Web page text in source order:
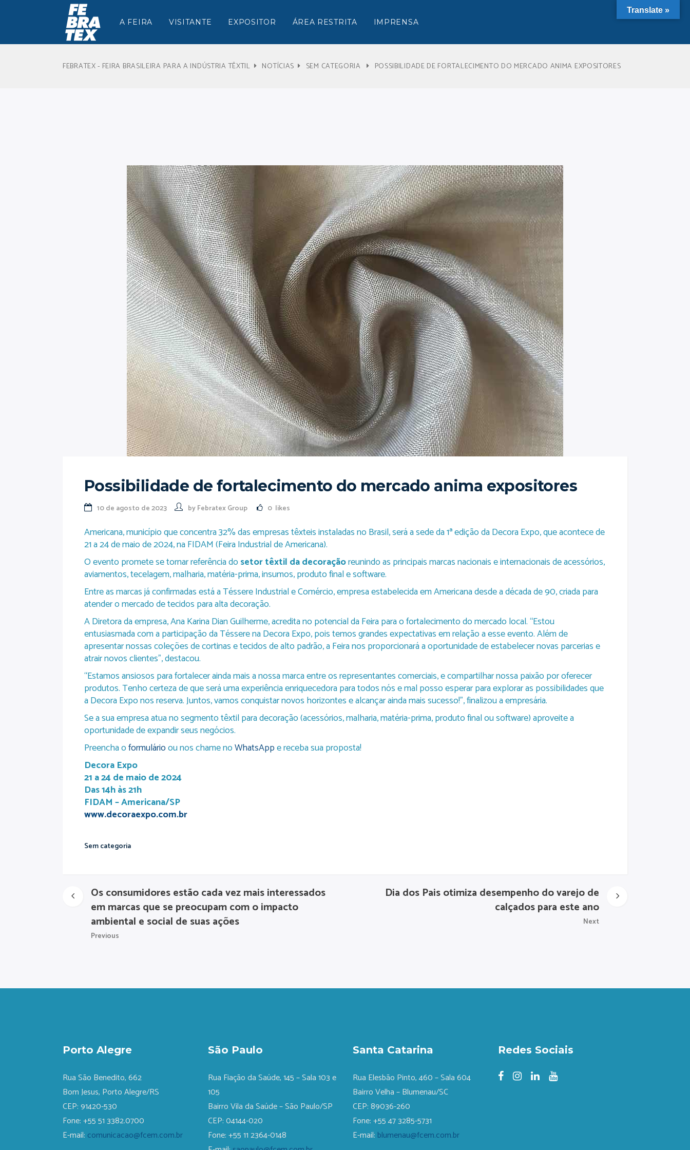
A FEIRA VISITANTE EXPOSITOR ÁREA RESTRITA IMPRENSA
FEBRATEX - FEIRA BRASILEIRA PARA A INDÚSTRIA TÊXTIL NOTÍCIAS SEM CATEGORIA POSSIBILIDADE DE FORTALECIMENTO DO MERCADO ANIMA EXPOSITORES
Possibilidade de fortalecimento do mercado anima expositores
10 de agosto de 2023 byFebratex Group 0 likes
Americana, município que concentra 32% das empresas têxteis instaladas no Brasil, será a sede da 1ª edição da Decora Expo, que acontece de
21 a 24 de maio de 2024, na FIDAM (Feira Industrial de Americana).
O evento promete se tornar referência do setor têxtil da decoraçãoreunindo as principais marcas nacionais e internacionais de acessórios,
aviamentos, tecelagem, malharia, matéria-prima, insumos, produto final e software.
Entre as marcas já confirmadas está a Téssere Industrial e Comércio, empresa estabelecida em Americana desde a década de 90, criada para
atender o mercado de tecidos para alta decoração.
A Diretora da empresa, Ana Karina Dian Guilherme, acredita no potencial da Feira para o fortalecimento do mercado local. “Estou
entusiasmada com a participação da Téssere na Decora Expo, pois temos grandes expectativas em relação a esse evento. Além de
apresentar nossas coleções de cortinas e tecidos de alto padrão, a Feira nos proporcionará a oportunidade de estabelecer novas parcerias e
atrair novos clientes”, destacou.
“Estamos ansiosos para fortalecer ainda mais a nossa marca entre os representantes comerciais, e compartilhar nossa paixão por oferecer
produtos. Tenho certeza de que será uma experiência enriquecedora para todos nós e mal posso esperar para explorar as possibilidades que
a Decora Expo nos reserva. Juntos, vamos conquistar novos horizontes e alcançar ainda mais sucesso!”, finalizou a empresária.
Se a sua empresa atua no segmento têxtil para decoração (acessórios, malharia, matéria-prima, produto final ou software) aproveite a
oportunidade de expandir seus negócios.
Preencha oformulárioou nos chame noWhatsAppe receba sua proposta!
Decora Expo
21 a 24 de maio de 2024
Das 14h às 21h
FIDAM – Americana/SP
www.decoraexpo.com.br
Sem categoria
Os consumidores estão cada vez mais interessados
em marcas que se preocupam com o impacto
ambiental e social de suas ações
Previous
Dia dos Pais otimiza desempenho do varejo de
calçados para este ano
Next
Porto Alegre
Rua São Benedito, 662
Bom Jesus, Porto Alegre/RS
CEP: 91420-530
Fone: +55 51 3382.0700
E-mail: comunicacao@fcem.com.br
São Paulo
Rua Fiação da Saúde, 145 – Sala 103 e
105
Bairro Vila da Saúde – São Paulo/SP
CEP: 04144-020
Fone: +55 11 2364-0148
Santa Catarina
Rua Elesbão Pinto, 460 – Sala 604
Bairro Velha – Blumenau/SC
CEP: 89036-260
Fone: +55 47 3285-5731
E-mail: blumenau@fcem.com.br
Redes Sociais
Translate »